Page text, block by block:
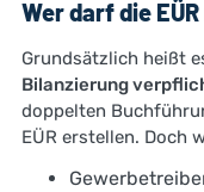
Wer darf die
Grundsätzlich heißt
Bilanzierung
doppelten
EÜR erstellen. Doch